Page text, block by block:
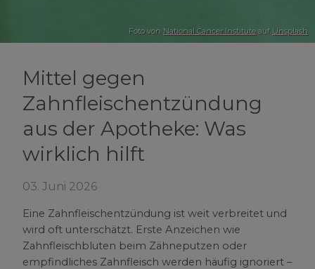
Foto von National Cancer Instituteauf Unsplash
Mittel gegen
Zahnfleischentzündung
aus der Apotheke: Was
wirklich hilft
03. Juni 2026
Eine Zahnfleischentzündung ist weit verbreitet und
wird oft unterschätzt. Erste Anzeichen wie
Zahnfleischbluten beim Zähneputzen oder
empfindliches Zahnfleisch werden häufig ignoriert –